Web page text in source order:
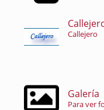
Callejero
Galería
Para ver